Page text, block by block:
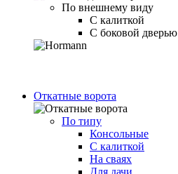
По внешнему виду
С калиткой
С боковой дверью
Откатные ворота
По типу
Консольные
С калиткой
На сваях
Для дачи